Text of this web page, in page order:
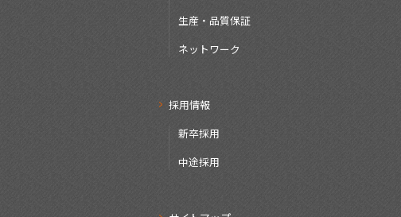
生産・品質保証
ネットワーク
採用情報
新卒採用
中途採用